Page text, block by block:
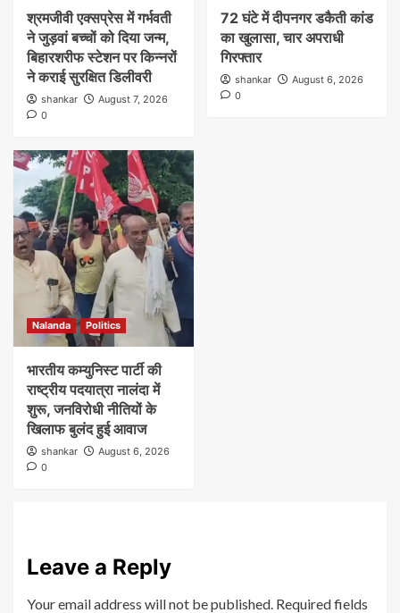
श्रमजीवी एक्सप्रेस में गर्भवती
ने जुड़वां बच्चों को दिया जन्म,
बिहारशरीफ स्टेशन पर किन्नरों
ने कराई सुरक्षित डिलीवरी
shankar
August 7, 2026
0
72 घंटे में दीपनगर डकैती कांड
का खुलासा, चार अपराधी
गिरफ्तार
shankar
August 6, 2026
0
Nalanda Politics
भारतीय कम्युनिस्ट पार्टी की
राष्ट्रीय पदयात्रा नालंदा में
शुरू, जनविरोधी नीतियों के
खिलाफ बुलंद हुई आवाज
shankar
August 6, 2026
0
Leave a Reply
Your email address will not be published. Required fields